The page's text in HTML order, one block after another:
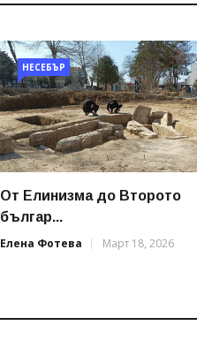
НЕСЕБЪР
От Елинизма до Второто
българ...
Елена Фотева
Март 18, 2026